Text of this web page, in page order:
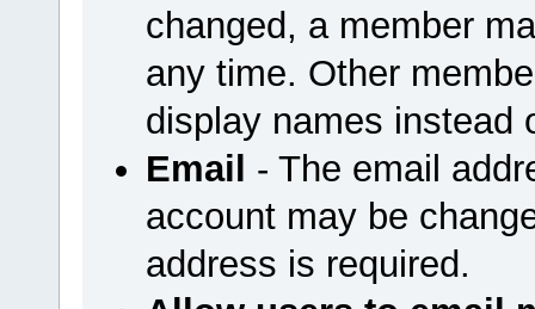
changed, a member
any time. Other
display names instead
Email - The email
account may be
address is required.